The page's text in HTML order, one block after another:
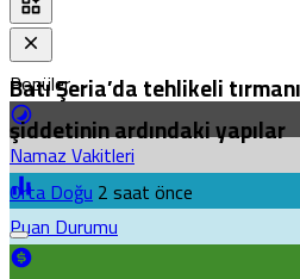
Popüler
Namaz Vakitleri
Puan Durumu
Batı Şeria’da tehlikeli
şiddetinin ardındaki yapılar
Orta Doğu2 saat önce